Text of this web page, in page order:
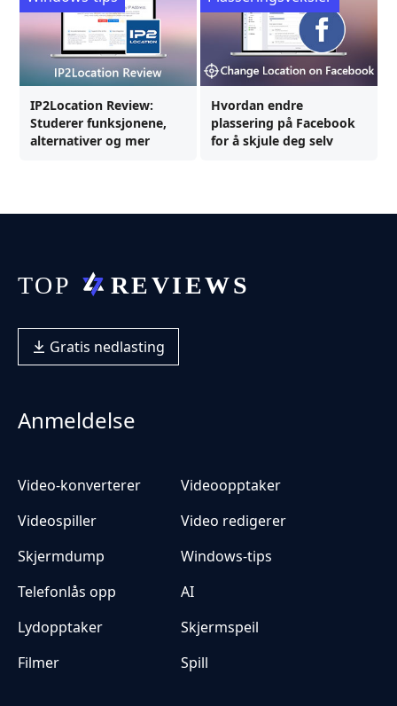
IP2Location Review:
Studerer funksjonene,
alternativer og mer
Hvordan endre
plassering på Facebook
for å skjule deg selv
Gratis nedlasting
Anmeldelse
Video-konverterer
Videoopptaker
Videospiller
Video redigerer
Skjermdump
Windows-tips
Telefonlås opp
AI
Lydopptaker
Skjermspeil
Filmer
Spill